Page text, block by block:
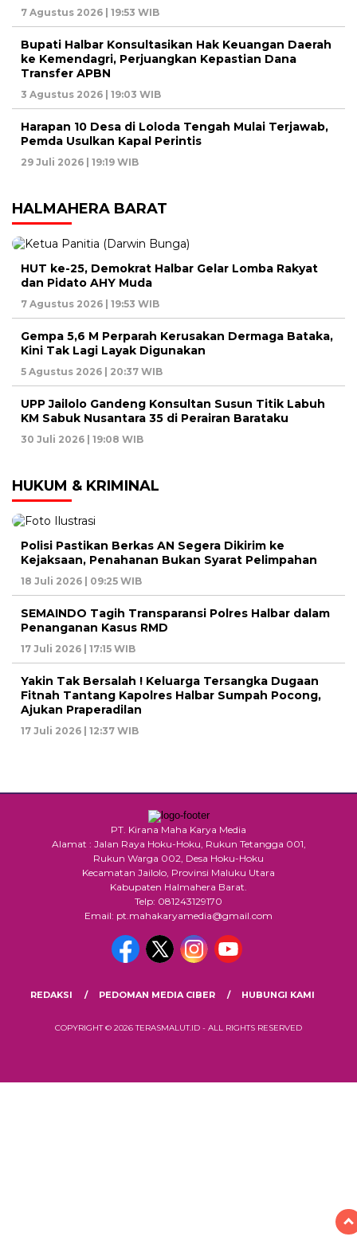
7 Agustus 2026 | 19:53 WIB
Bupati Halbar Konsultasikan Hak Keuangan Daerah
ke Kemendagri, Perjuangkan Kepastian Dana
Transfer APBN
3 Agustus 2026 | 19:03 WIB
Harapan 10 Desa di Loloda Tengah Mulai Terjawab,
Pemda Usulkan Kapal Perintis
29 Juli 2026 | 19:19 WIB
HALMAHERA BARAT
HUT ke-25, Demokrat Halbar Gelar Lomba Rakyat
dan Pidato AHY Muda
7 Agustus 2026 | 19:53 WIB
Gempa 5,6 M Perparah Kerusakan Dermaga Bataka,
Kini Tak Lagi Layak Digunakan
5 Agustus 2026 | 20:37 WIB
UPP Jailolo Gandeng Konsultan Susun Titik Labuh
KM Sabuk Nusantara 35 di Perairan Barataku
30 Juli 2026 | 19:08 WIB
HUKUM & KRIMINAL
Polisi Pastikan Berkas AN Segera Dikirim ke
Kejaksaan, Penahanan Bukan Syarat Pelimpahan
18 Juli 2026 | 09:25 WIB
SEMAINDO Tagih Transparansi Polres Halbar dalam
Penanganan Kasus RMD
17 Juli 2026 | 17:15 WIB
Yakin Tak Bersalah ! Keluarga Tersangka Dugaan
Fitnah Tantang Kapolres Halbar Sumpah Pocong,
Ajukan Praperadilan
17 Juli 2026 | 12:37 WIB
PT. Kirana Maha Karya Media
Alamat : Jalan Raya Hoku-Hoku, Rukun Tetangga 001,
Rukun Warga 002, Desa Hoku-Hoku
Kecamatan Jailolo, Provinsi Maluku Utara
Kabupaten Halmahera Barat.
Telp: 081243129170
Email: pt.mahakaryamedia@gmail.com
REDAKSI PEDOMAN MEDIA CIBER HUBUNGI KAMI
COPYRIGHT © 2026 TERASMALUT.ID - ALL RIGHTS RESERVED